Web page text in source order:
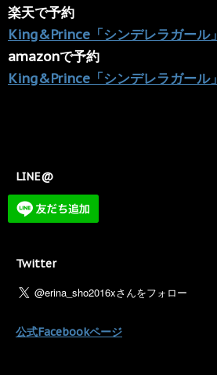
楽天で予約
King&Prince「シンデレラガール」
amazonで予約
King&Prince「シンデレラガール」
LINE@
Twitter
公式Facebookページ